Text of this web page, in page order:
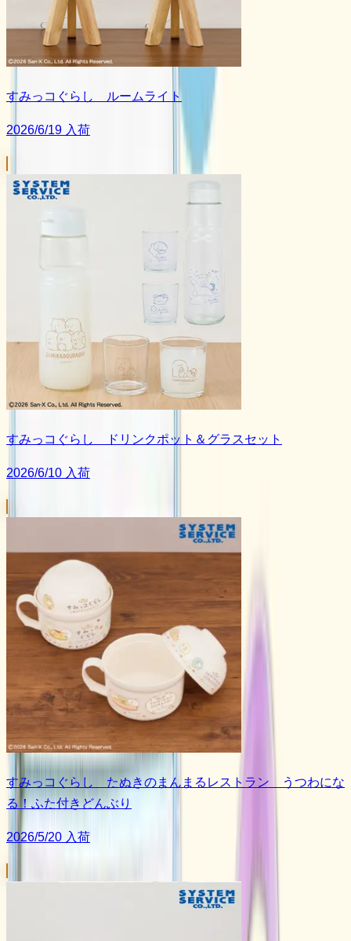
すみっコぐらし ルームライト
2026/6/19 入荷
すみっコぐらし ドリンクポット＆グラスセット
2026/6/10 入荷
すみっコぐらし たぬきのまんまるレストラン うつわにな
る！ふた付きどんぶり
2026/5/20 入荷